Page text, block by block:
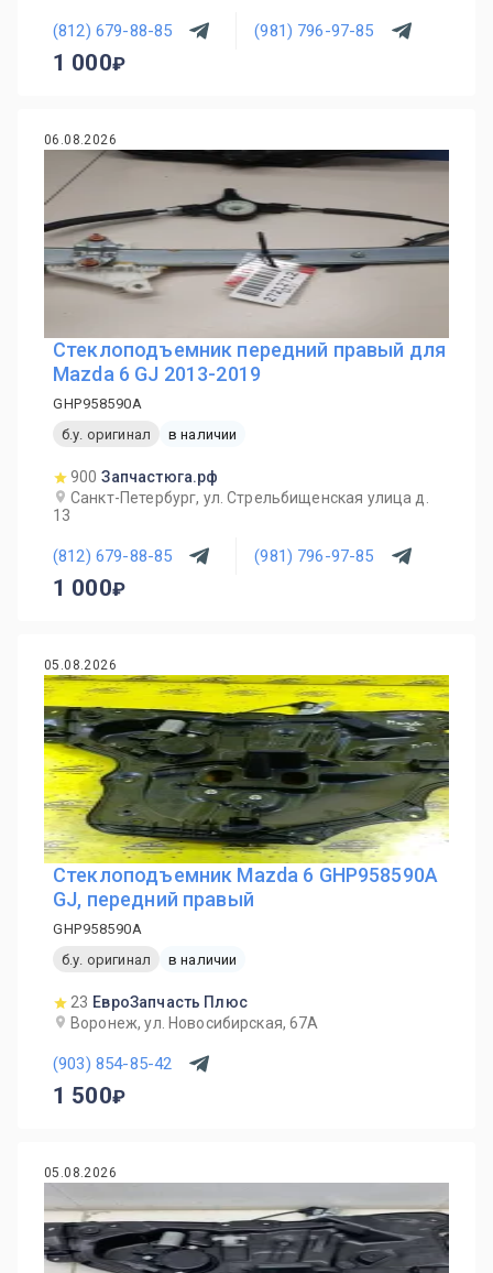
(812) 679-88-85 (981) 796-97-85
1 000
06.08.2026
Стеклоподъемник передний правый для
Mazda 6 GJ 2013-2019
GHP958590A
б.у. оригинал
в наличии
900 Запчастюга.рф
Санкт-Петербург, ул. Стрельбищенская улица д.
13
(812) 679-88-85 (981) 796-97-85
1 000
05.08.2026
Стеклоподъемник Mazda 6 GHP958590A
GJ, передний правый
GHP958590A
б.у. оригинал
в наличии
23 ЕвроЗапчасть Плюс
Воронеж, ул. Новосибирская, 67А
(903) 854-85-42
1 500
05.08.2026